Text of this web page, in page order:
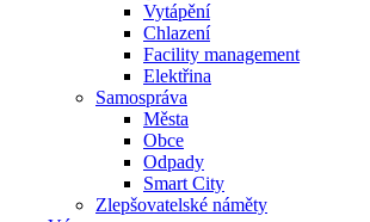
Vytápění
Chlazení
Facility management
Elektřina
Samospráva
Města
Obce
Odpady
Smart City
Zlepšovatelské náměty